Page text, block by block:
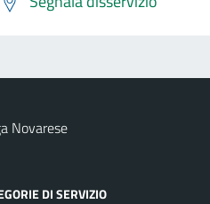
Novarese
DI SERVIZIO